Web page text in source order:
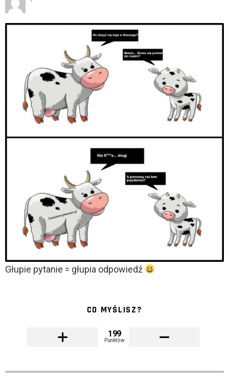
Głupie pytanie = głupia odpowiedź
CO MYŚLISZ?
199
Punktów